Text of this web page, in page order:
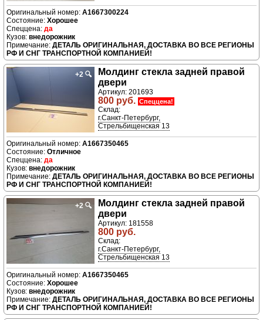
A1667300224
Хорошее
да
внедорожник
ДЕТАЛЬ ОРИГИНАЛЬНАЯ, ДОСТАВКА ВО ВСЕ РЕГИОНЫ
РФ И СНГ ТРАНСПОРТНОЙ КОМПАНИЕЙ!
+2 🔍
Молдинг стекла задней правой
двери
Артикул: 201693
800 руб. Спеццена!
Склад:
г.Санкт-Петербург,
Стрельбищенская 13
A1667350465
Отличное
да
внедорожник
ДЕТАЛЬ ОРИГИНАЛЬНАЯ, ДОСТАВКА ВО ВСЕ РЕГИОНЫ
РФ И СНГ ТРАНСПОРТНОЙ КОМПАНИЕЙ!
+2 🔍
Молдинг стекла задней правой
двери
Артикул: 181558
800 руб.
Склад:
г.Санкт-Петербург,
Стрельбищенская 13
A1667350465
Хорошее
внедорожник
ДЕТАЛЬ ОРИГИНАЛЬНАЯ, ДОСТАВКА ВО ВСЕ РЕГИОНЫ
РФ И СНГ ТРАНСПОРТНОЙ КОМПАНИЕЙ!